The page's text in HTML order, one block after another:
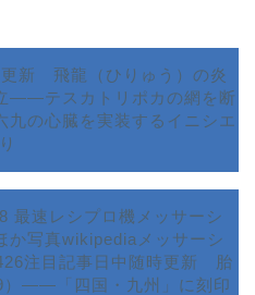
新 飛龍（ひりゅう）の炎
――テスカトリポカの網を断
九の心臓を実装するイニシエ
速レシプロ機メッサーシ
か写真wikipediaメッサーシ
注目記事日中随時更新 胎
）――「四国・九州」に刻印